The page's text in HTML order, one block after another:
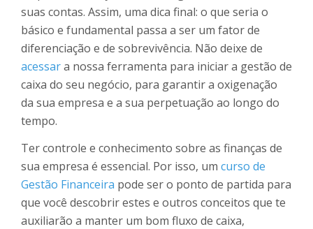
suas contas. Assim, uma dica final: o que seria o
básico e fundamental passa a ser um fator de
diferenciação e de sobrevivência. Não deixe de
acessara nossa ferramenta para iniciar a gestão de
caixa do seu negócio, para garantir a oxigenação
da sua empresa e a sua perpetuação ao longo do
tempo.
Ter controle e conhecimento sobre as finanças de
sua empresa é essencial. Por isso, um curso de
Gestão Financeira pode ser o ponto de partida para
que você descobrir estes e outros conceitos que te
auxiliarão a manter um bom fluxo de caixa,